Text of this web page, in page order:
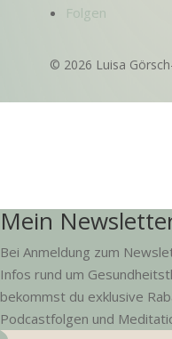
Folgen
© 2026 Luisa
Mein
Bei Anmeldung zum
Infos rund um
bekommst du exklusive
Podcastfolgen und